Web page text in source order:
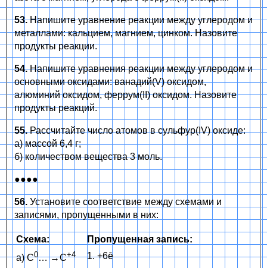
53.Напишите уравнение реакции между углеродом и
металлами: кальцием, магнием, цинком. Назовите
продукты реакции.
54.Напишите уравнения реакции между углеродом и
основными оксидами: ванадий(V) оксидом,
алюминий оксидом, феррум(II) оксидом. Назовите
продукты реакций.
55.Рассчитайте число атомов в сульфур(IV) оксиде:
а) массой 6,4 г;
б) количеством вещества 3 моль.
●●●●
56. Установите соответствие между схемами и
записями, пропущенными в них:
Схема:
Пропущенная запись:
а) С0… →С+4
1. +6ē